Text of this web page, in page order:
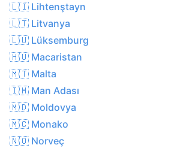
38.2°C
28.8°C
23.0°C
36%
🇱🇮 Lihtenştayn
🇱🇹 Litvanya
🇱🇺 Lüksemburg
🇭🇺 Macaristan
🇲🇹 Malta
🇮🇲 Man Adası
🇲🇩 Moldovya
🇲🇨 Monako
🇳🇴 Norveç